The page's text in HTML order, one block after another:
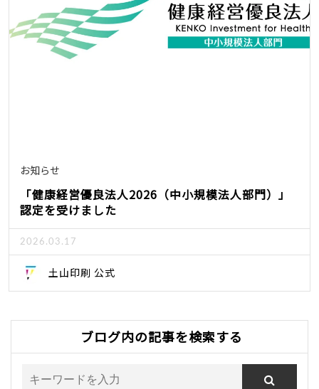
お知らせ
「健康経営優良法人2026（中小規模法人部門）」
認定を受けました
2026.03.17
土山印刷 公式
ブログ内の記事を検索する